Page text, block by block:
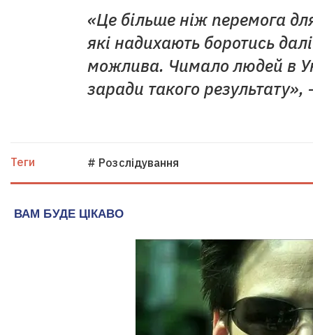
«Це більше ніж перемога
які надихають боротись
можлива. Чимало людей в
заради такого
Теги # Розслідування